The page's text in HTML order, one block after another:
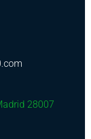
28007